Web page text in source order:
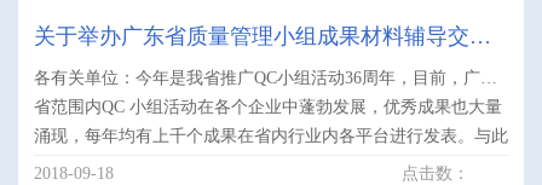
关于举办广东省质量管理小组成果材料辅导交流
会的通知
各有关单位：今年是我省推广QC小组活动36周年，目前，广东
省范围内QC 小组活动在各个企业中蓬勃发展，优秀成果也大量
涌现，每年均有上千个成果在省内行业内各平台进行发表。与此
同时，不少企业的优秀成果因发布人对评审要求把握不到位，
2018-09-18 点击数：